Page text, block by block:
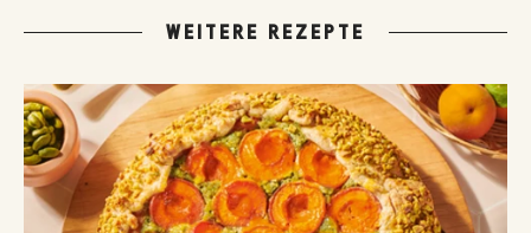
WEITERE REZEPTE